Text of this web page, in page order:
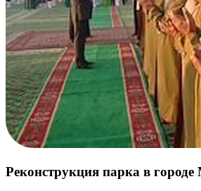
Реконструкция парка в